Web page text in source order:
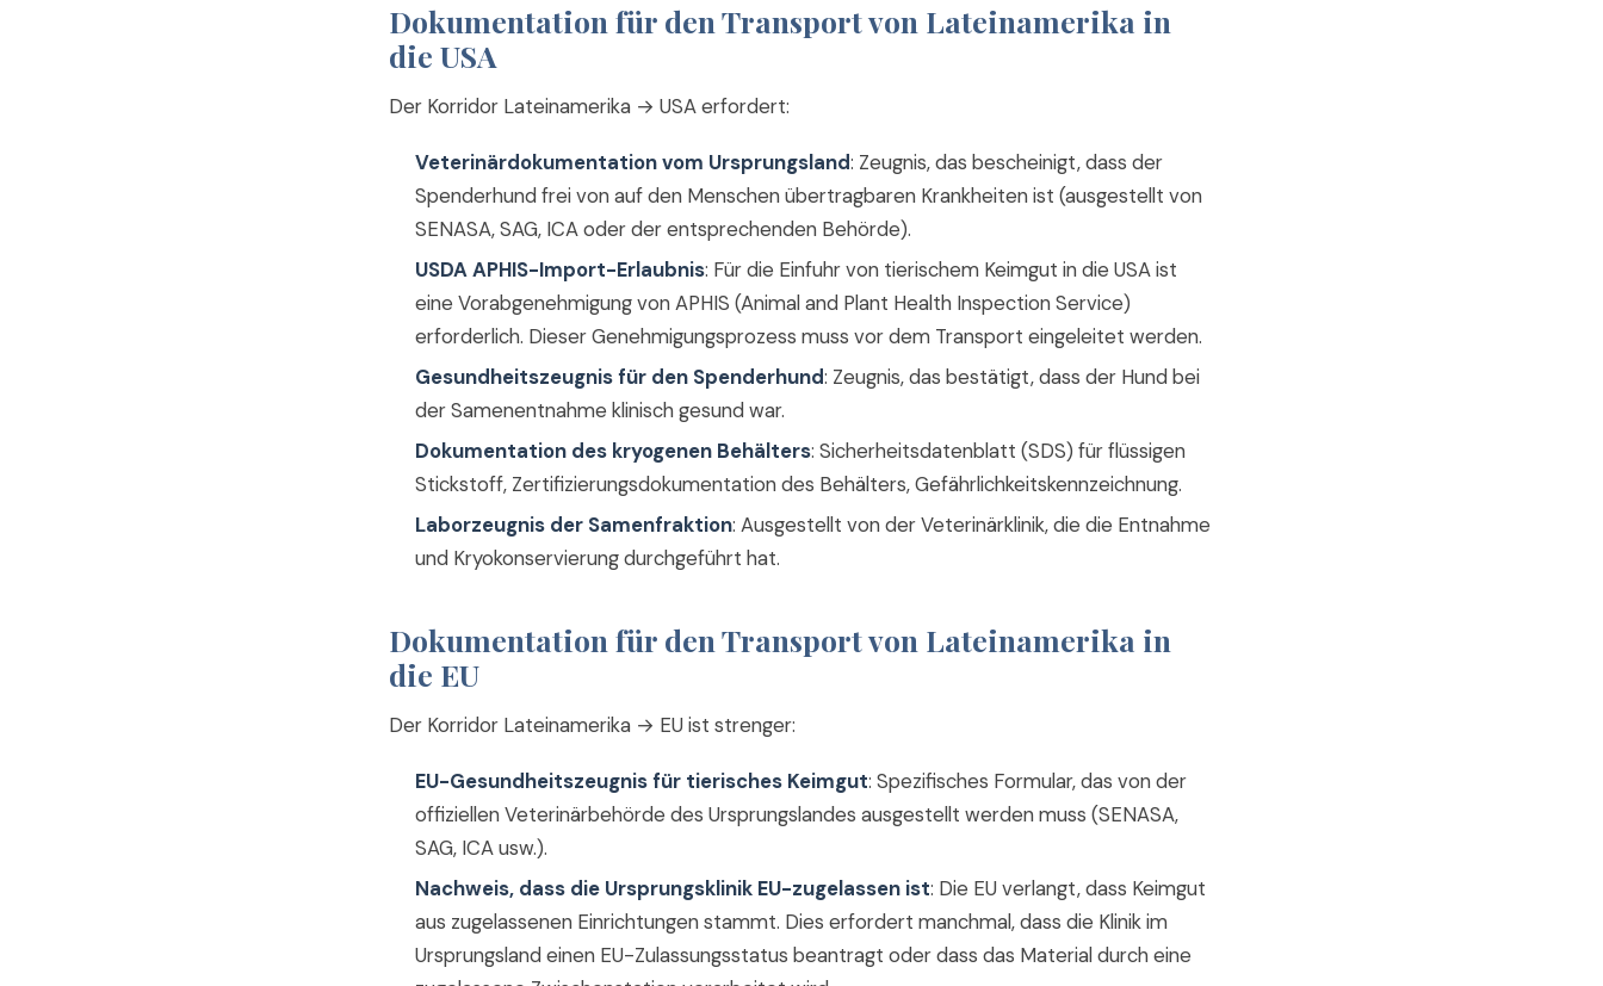
Dokumentation für den Transport von Lateinamerika in
die USA
Der Korridor Lateinamerika → USA erfordert:
Veterinärdokumentation vom Ursprungsland: Zeugnis, das bescheinigt, dass der
Spenderhund frei von auf den Menschen übertragbaren Krankheiten ist (ausgestellt von
SENASA, SAG, ICA oder der entsprechenden Behörde).
USDA APHIS-Import-Erlaubnis: Für die Einfuhr von tierischem Keimgut in die USA ist
eine Vorabgenehmigung von APHIS (Animal and Plant Health Inspection Service)
erforderlich. Dieser Genehmigungsprozess muss vor dem Transport eingeleitet werden.
Gesundheitszeugnis für den Spenderhund: Zeugnis, das bestätigt, dass der Hund bei
der Samenentnahme klinisch gesund war.
Dokumentation des kryogenen Behälters: Sicherheitsdatenblatt (SDS) für flüssigen
Stickstoff, Zertifizierungsdokumentation des Behälters, Gefährlichkeitskennzeichnung.
Laborzeugnis der Samenfraktion: Ausgestellt von der Veterinärklinik, die die Entnahme
und Kryokonservierung durchgeführt hat.
Dokumentation für den Transport von Lateinamerika in
die EU
Der Korridor Lateinamerika → EU ist strenger:
EU-Gesundheitszeugnis für tierisches Keimgut: Spezifisches Formular, das von der
offiziellen Veterinärbehörde des Ursprungslandes ausgestellt werden muss (SENASA,
SAG, ICA usw.).
Nachweis, dass die Ursprungsklinik EU-zugelassen ist: Die EU verlangt, dass Keimgut
aus zugelassenen Einrichtungen stammt. Dies erfordert manchmal, dass die Klinik im
Ursprungsland einen EU-Zulassungsstatus beantragt oder dass das Material durch eine